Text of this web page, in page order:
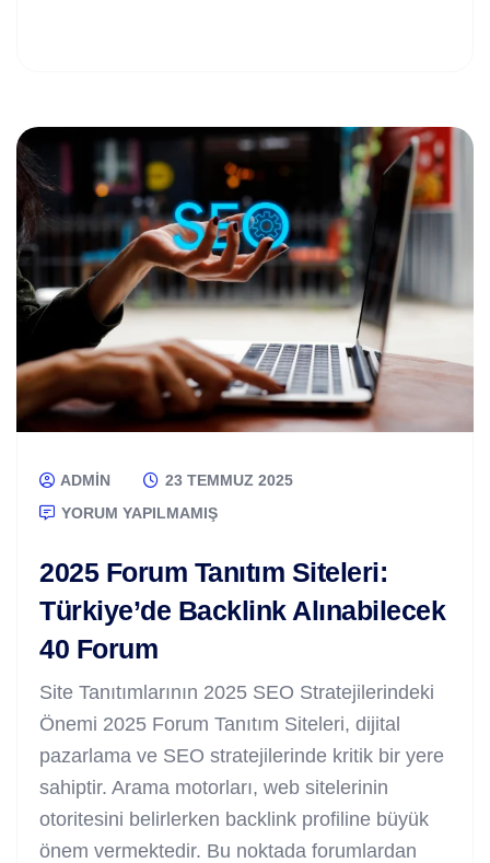
ADMIN
23 TEMMUZ 2025
YORUM YAPILMAMIŞ
2025 Forum Tanıtım Siteleri:
Türkiye’de Backlink Alınabilecek
40 Forum
Site Tanıtımlarının 2025 SEO Stratejilerindeki
Önemi 2025 Forum Tanıtım Siteleri, dijital
pazarlama ve SEO stratejilerinde kritik bir yere
sahiptir. Arama motorları, web sitelerinin
otoritesini belirlerken backlink profiline büyük
önem vermektedir. Bu noktada forumlardan